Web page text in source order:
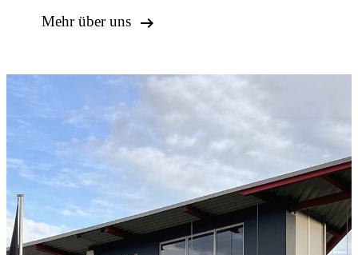
Service
Aktuelles
Mehr über uns 